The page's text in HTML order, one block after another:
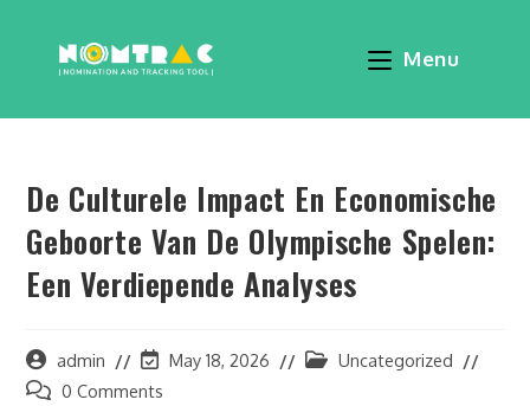
Menu
De Culturele Impact En Economische
Geboorte Van De Olympische Spelen:
Een Verdiepende Analyses
admin May 18, 2026
Uncategorized
0 Comments